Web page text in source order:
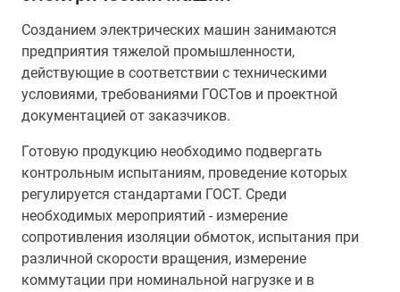
Созданием электрических машин занимаются
предприятия тяжелой промышленности,
действующие в соответствии с техническими
условиями, требованиями ГОСТов и проектной
документацией от заказчиков.
Готовую продукцию необходимо подвергать
контрольным испытаниям, проведение которых
регулируется стандартами ГОСТ. Среди
необходимых мероприятий - измерение
сопротивления изоляции обмоток, испытания при
различной скорости вращения, измерение
коммутации при номинальной нагрузке и в